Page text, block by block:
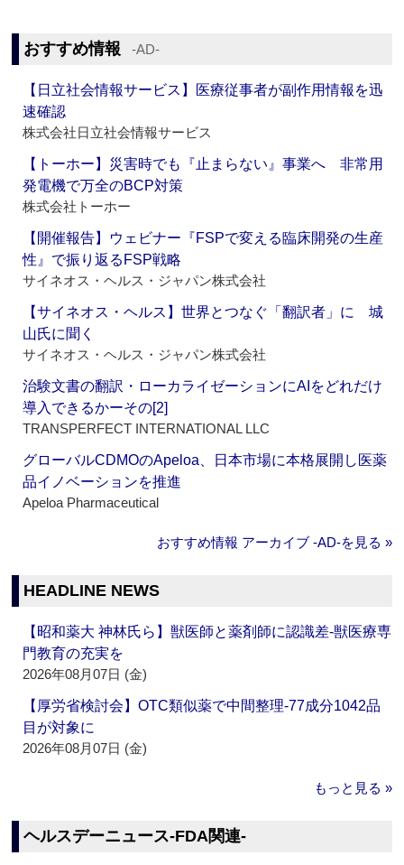
おすすめ情報 ‐AD‐
【日立社会情報サービス】医療従事者が副作用情報を迅
速確認
株式会社日立社会情報サービス
【トーホー】災害時でも『止まらない』事業へ 非常用
発電機で万全のBCP対策
株式会社トーホー
【開催報告】ウェビナー『FSPで変える臨床開発の生産
性』で振り返るFSP戦略
サイネオス・ヘルス・ジャパン株式会社
【サイネオス・ヘルス】世界とつなぐ「翻訳者」に 城
山氏に聞く
サイネオス・ヘルス・ジャパン株式会社
治験文書の翻訳・ローカライゼーションにAIをどれだけ
導入できるかーその[2]
TRANSPERFECT INTERNATIONAL LLC
グローバルCDMOのApeloa、日本市場に本格展開し医薬
品イノベーションを推進
Apeloa Pharmaceutical
おすすめ情報 アーカイブ ‐AD‐を見る »
HEADLINE NEWS
【昭和薬大 神林氏ら】獣医師と薬剤師に認識差‐獣医療専
門教育の充実を
2026年08月07日 (金)
【厚労省検討会】OTC類似薬で中間整理‐77成分1042品
目が対象に
2026年08月07日 (金)
もっと見る »
ヘルスデーニュース‐FDA関連‐